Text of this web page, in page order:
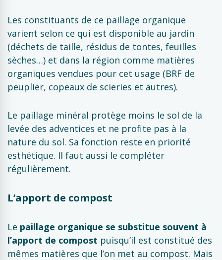
Les constituants de ce paillage organique
varient selon ce qui est disponible au jardin
(déchets de taille, résidus de tontes, feuilles
sèches…) et dans la région comme matières
organiques vendues pour cet usage (BRF de
peuplier, copeaux de scieries et autres).
Le paillage minéral protège moins le sol de la
levée des adventices et ne profite pas à la
nature du sol. Sa fonction reste en priorité
esthétique. Il faut aussi le compléter
régulièrement.
L’apport de compost
Le paillage organique se substitue souvent à
l’apport de compost puisqu’il est constitué des
mêmes matières que l’on met au compost. Mais